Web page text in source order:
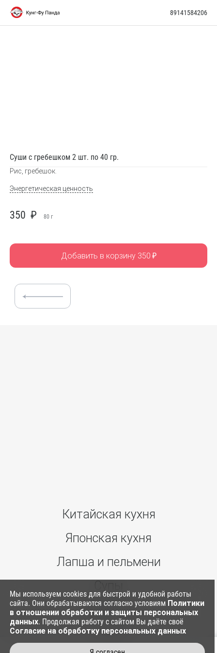
89141584206
Суши с гребешком 2 шт. по 40 гр.
Рис, гребешок.
Энергетическая ценность
350 ₽ 80 г
Добавить в корзину 350 ₽
Китайская кухня
Японская кухня
Лапша и пельмени
Ким Паб
Соусы
Мы используем cookies для быстрой и удобной работы
сайта. Они обрабатываются согласно условиям Политики
в отношении обработки и защиты персональных
данных. Продолжая работу с сайтом Вы даёте своё
Согласие на обработку персональных данных